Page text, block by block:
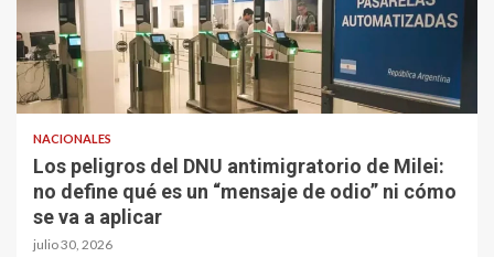
NACIONALES
Los peligros del DNU antimigratorio de Milei:
no define qué es un “mensaje de odio” ni cómo
se va a aplicar
julio 30, 2026